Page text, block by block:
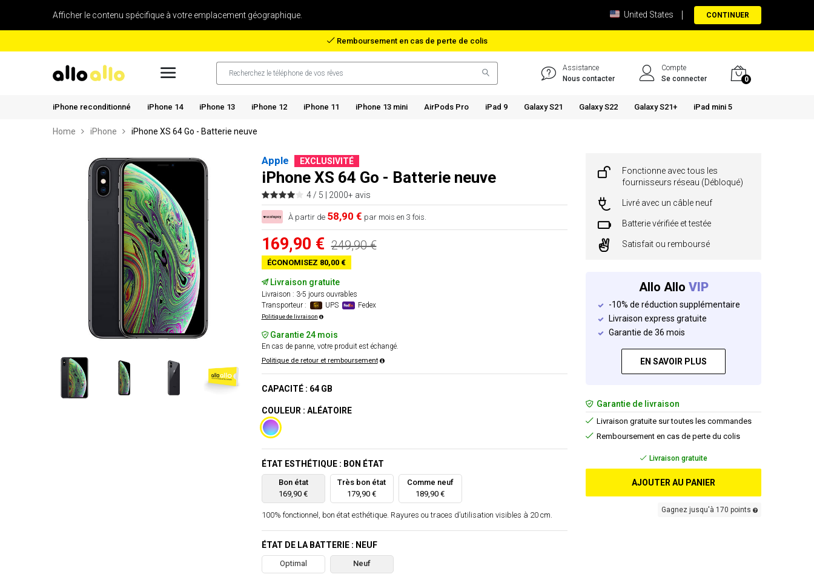
Afficher le contenu spécifique à votre emplacement géographique. United States CONTINUER
Remboursement en cas de perte de colis
Assistance
Nous contacter
Compte
Se connecter
0
iPhone reconditionné iPhone 14 iPhone 13 iPhone 12 iPhone 11 iPhone 13 mini AirPods Pro iPad 9 Galaxy S21 Galaxy S22 Galaxy S21+ iPad mini 5
Home iPhone iPhone XS 64 Go - Batterie neuve
Apple EXCLUSIVITÉ
iPhone XS 64 Go - Batterie neuve
4 / 5 | 2000+ avis
À partir de 58,90 € par mois en 3 fois.
169,90 € 249,90 €
ÉCONOMISEZ 80,00 €
Livraison gratuite
Livraison : 3-5 jours ouvrables
Transporteur :
UPS Fedex
Politique de livraison
Garantie 24 mois
En cas de panne, votre produit est échangé.
Politique de retour et remboursement
CAPACITÉ : 64 GB
COULEUR : ALÉATOIRE
ÉTAT ESTHÉTIQUE : BON ÉTAT
Bon état
169,90 €
Très bon état
179,90 €
Comme neuf
189,90 €
100% fonctionnel, bon état esthétique. Rayures ou traces d’utilisation visibles à 20 cm.
ÉTAT DE LA BATTERIE : NEUF
Optimal Neuf
Fonctionne avec tous les
fournisseurs réseau (Débloqué)
Livré avec un câble neuf
Batterie vérifiée et testée
Satisfait ou remboursé
Allo Allo VIP
-10% de réduction supplémentaire
Livraison express gratuite
Garantie de 36 mois
EN SAVOIR PLUS
Garantie de livraison
Livraison gratuite sur toutes les commandes
Remboursement en cas de perte du colis
Livraison gratuite
AJOUTER AU PANIER
Gagnez jusqu'à 170 points